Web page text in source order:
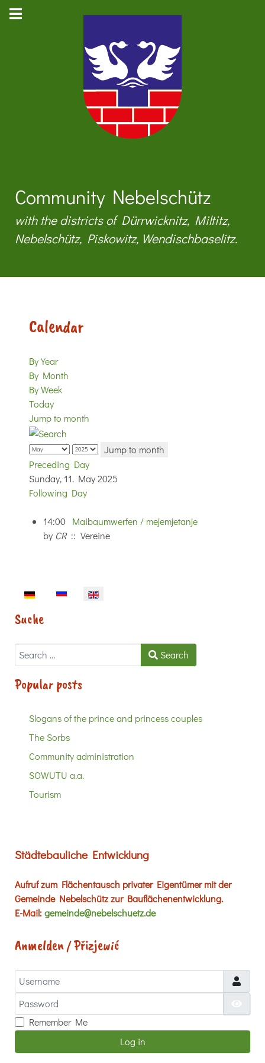
Community Nebelschütz
with the districts of Dürrwicknitz, Miltitz,
Nebelschütz, Piskowitz, Wendischbaselitz.
Calendar
By Year
By Month
By Week
Today
Jump to month
Jump to month
Preceding Day
Sunday, 11. May 2025
Following Day
14:00 Maibaumwerfen / mejemjetanje
by CR:: Vereine
Select your language
Suche
Search Search
Popular posts
Slogans of the prince and princess couples
The Sorbs
Community administration
SOWUTU a.a.
Tourism
Städtebauliche Entwicklung
Aufruf zum Flächentausch privater Eigentümer mit der
Gemeinde Nebelschütz zur Bauflächenentwicklung.
E-Mail:gemeinde@nebelschuetz.de
Anmelden / Přizjewić
Username
Password
Remember Me
Log in